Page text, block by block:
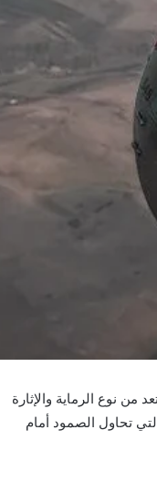
من نوع الرماية والإثارة
تحاول الصمود أمام